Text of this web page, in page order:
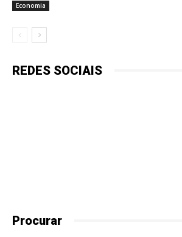
Economia
REDES SOCIAIS
Procurar